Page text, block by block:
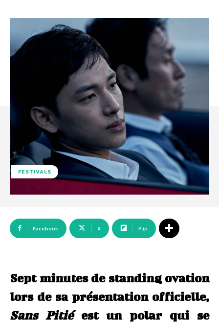
FESTIVALS
Facebook X Flip
Sept minutes de standing ovation
lors de sa présentation officielle,
Sans Pitiéest un polar qui se